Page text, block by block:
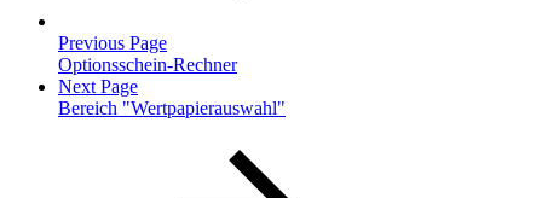
Previous Page
Optionsschein-Rechner
Next Page
Bereich "Wertpapierauswahl"